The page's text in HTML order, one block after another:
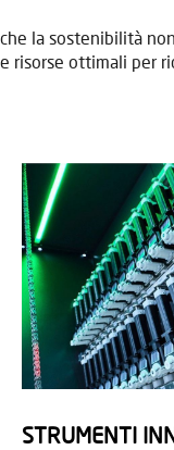
la sostenibilità
ottimali per
STRUMENTI